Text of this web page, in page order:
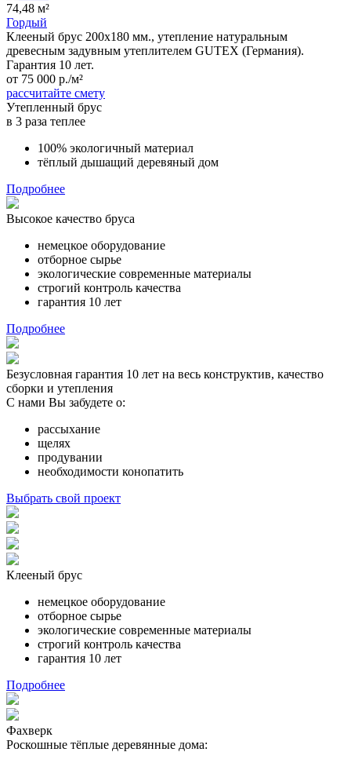
74,48 м²
Гордый
Клееный брус 200x180 мм., утепление натуральным
древесным задувным утеплителем GUTEX (Германия).
Гарантия 10 лет.
от 75 000 р./м²
рассчитайте смету
Утепленный брус
в 3 раза теплее
100% экологичный материал
тёплый дышащий деревяный дом
Подробнее
Высокое качество бруса
немецкое оборудование
отборное сырье
экологические современные материалы
строгий контроль качества
гарантия 10 лет
Подробнее
Безусловная гарантия 10 лет на весь конструктив, качество
сборки и утепления
С нами Вы забудете о:
рассыхание
щелях
продувании
необходимости конопатить
Выбрать свой проект
Клееный брус
немецкое оборудование
отборное сырье
экологические современные материалы
строгий контроль качества
гарантия 10 лет
Подробнее
Фахверк
Роскошные тёплые деревянные дома: